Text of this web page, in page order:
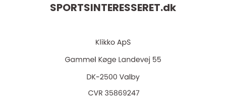
SPORTSINTERESSERET.dk